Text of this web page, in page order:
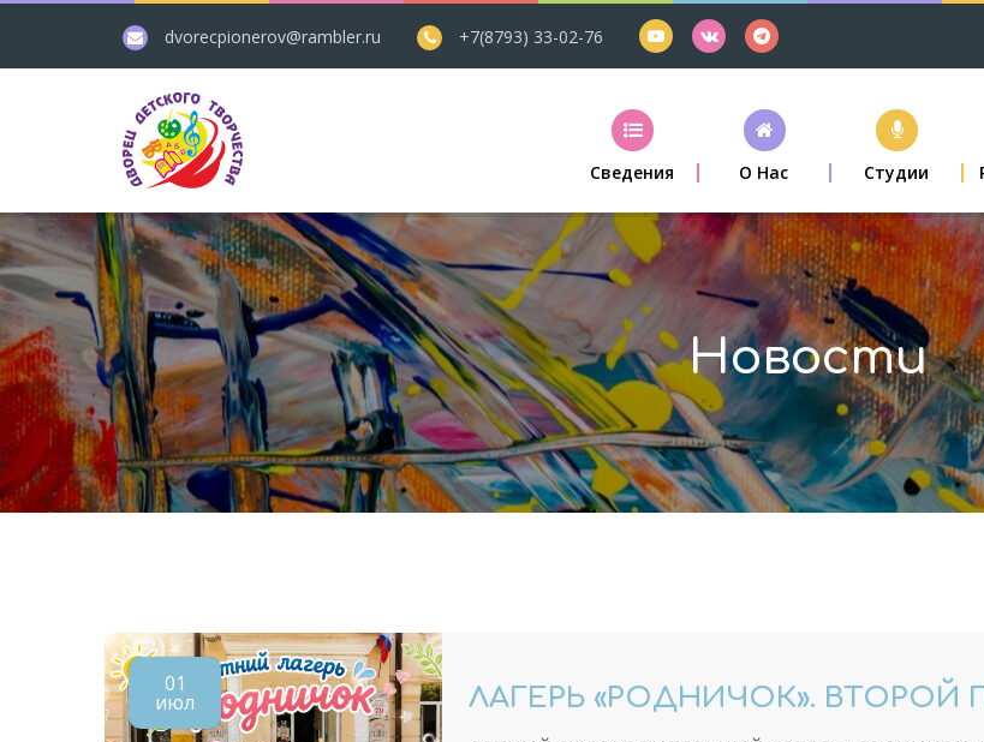
dvorecpionerov@rambler.ru +7(8793) 33-02-76
Сведения О Нас Студии
Новости
01
июл ЛАГЕРЬ «РОДНИЧОК». ВТОРОЙ